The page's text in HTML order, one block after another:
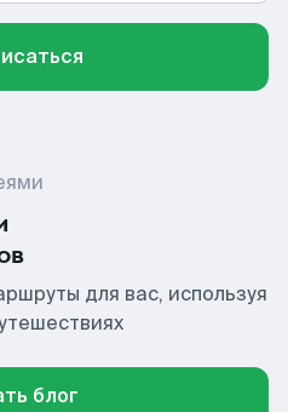
для вас, используя
блог